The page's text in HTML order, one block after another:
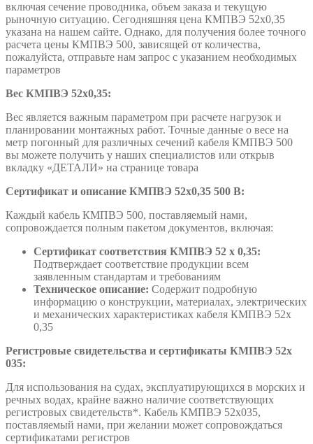
включая сечение проводника, объем заказа и текущую
рыночную ситуацию. Сегодняшняя цена КМПВЭ 52х0,35
указана на нашем сайте. Однако, для получения более точного
расчета цены КМПВЭ 500, зависящей от количества,
пожалуйста, отправьте нам запрос с указанием необходимых
параметров
Вес КМПВЭ 52х0,35:
Вес является важным параметром при расчете нагрузок и
планировании монтажных работ. Точные данные о весе на
метр погонный для различных сечений кабеля КМПВЭ 500
вы можете получить у наших специалистов или открыв
вкладку «ДЕТАЛИ» на странице товара
Сертификат и описание КМПВЭ 52х0,35 500 В:
Каждый кабель КМПВЭ 500, поставляемый нами,
сопровождается полным пакетом документов, включая:
Сертификат соответствия КМПВЭ 52 х 0,35:
Подтверждает соответствие продукции всем
заявленным стандартам и требованиям
Техническое описание: Содержит подробную
информацию о конструкции, материалах, электрических
и механических характеристиках кабеля КМПВЭ 52х
0,35
Регистровые свидетельства и сертификаты КМПВЭ 52х
035:
Для использования на судах, эксплуатирующихся в морских и
речных водах, крайне важно наличие соответствующих
регистровых свидетельств*. Кабель КМПВЭ 52х035,
поставляемый нами, при желании может сопровождаться
сертификатами регистров